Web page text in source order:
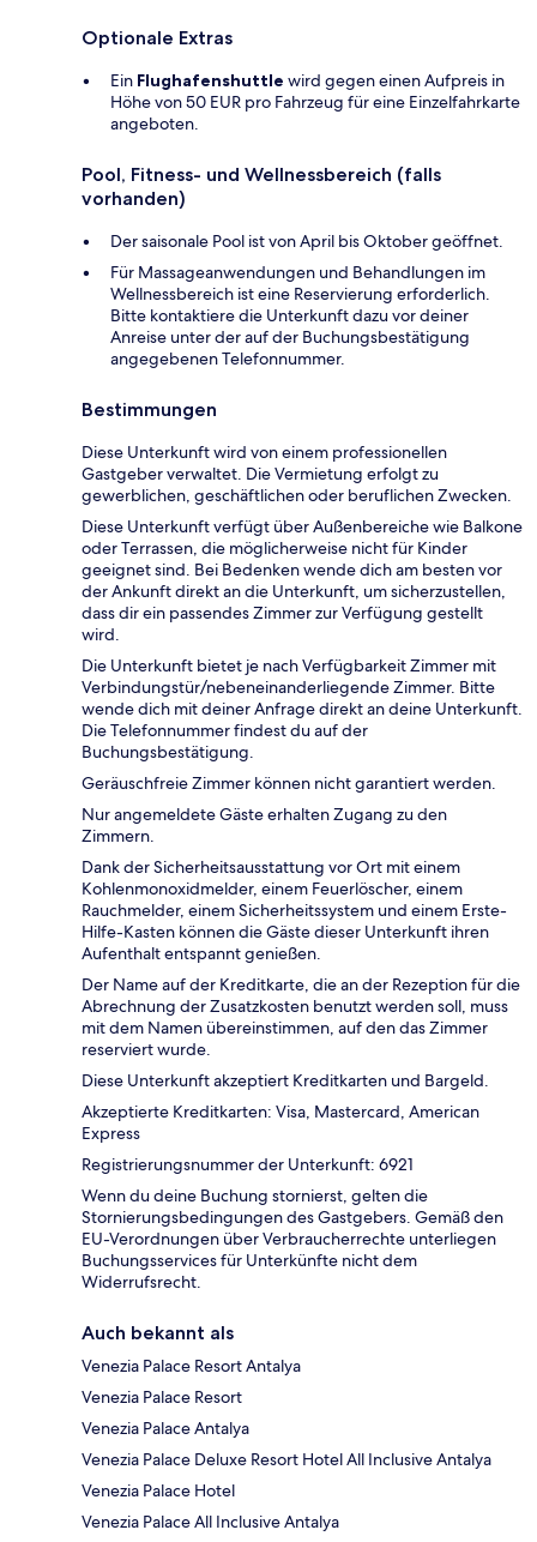
Optionale Extras
Ein Flughafenshuttle wird gegen einen Aufpreis in
Höhe von 50 EUR pro Fahrzeug für eine Einzelfahrkarte
angeboten.
Pool, Fitness- und Wellnessbereich (falls
vorhanden)
Der saisonale Pool ist von April bis Oktober geöffnet.
Für Massageanwendungen und Behandlungen im
Wellnessbereich ist eine Reservierung erforderlich.
Bitte kontaktiere die Unterkunft dazu vor deiner
Anreise unter der auf der Buchungsbestätigung
angegebenen Telefonnummer.
Bestimmungen
Diese Unterkunft wird von einem professionellen
Gastgeber verwaltet. Die Vermietung erfolgt zu
gewerblichen, geschäftlichen oder beruflichen Zwecken.
Diese Unterkunft verfügt über Außenbereiche wie Balkone
oder Terrassen, die möglicherweise nicht für Kinder
geeignet sind. Bei Bedenken wende dich am besten vor
der Ankunft direkt an die Unterkunft, um sicherzustellen,
dass dir ein passendes Zimmer zur Verfügung gestellt
wird.
Die Unterkunft bietet je nach Verfügbarkeit Zimmer mit
Verbindungstür/nebeneinanderliegende Zimmer. Bitte
wende dich mit deiner Anfrage direkt an deine Unterkunft.
Die Telefonnummer findest du auf der
Buchungsbestätigung.
Geräuschfreie Zimmer können nicht garantiert werden.
Nur angemeldete Gäste erhalten Zugang zu den
Zimmern.
Dank der Sicherheitsausstattung vor Ort mit einem
Kohlenmonoxidmelder, einem Feuerlöscher, einem
Rauchmelder, einem Sicherheitssystem und einem Erste-
Hilfe-Kasten können die Gäste dieser Unterkunft ihren
Aufenthalt entspannt genießen.
Der Name auf der Kreditkarte, die an der Rezeption für die
Abrechnung der Zusatzkosten benutzt werden soll, muss
mit dem Namen übereinstimmen, auf den das Zimmer
reserviert wurde.
Diese Unterkunft akzeptiert Kreditkarten und Bargeld.
Akzeptierte Kreditkarten: Visa, Mastercard, American
Express
Registrierungsnummer der Unterkunft: 6921
Wenn du deine Buchung stornierst, gelten die
Stornierungsbedingungen des Gastgebers. Gemäß den
EU-Verordnungen über Verbraucherrechte unterliegen
Buchungsservices für Unterkünfte nicht dem
Widerrufsrecht.
Auch bekannt als
Venezia Palace Resort Antalya
Venezia Palace Resort
Venezia Palace Antalya
Venezia Palace Deluxe Resort Hotel All Inclusive Antalya
Venezia Palace Hotel
Venezia Palace All Inclusive Antalya